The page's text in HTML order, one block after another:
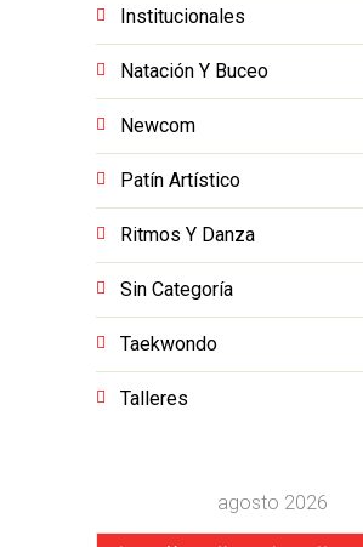
Institucionales
Natación Y Buceo
Newcom
Patín Artístico
Ritmos Y Danza
Sin Categoría
Taekwondo
Talleres
agosto 2026